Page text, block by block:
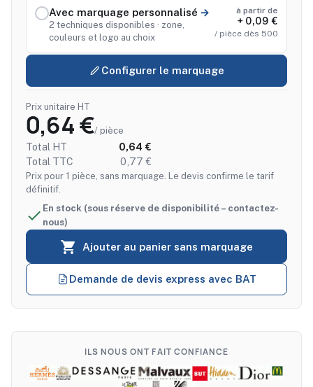
Avec marquage personnalisé
2 techniques disponibles · zone,
couleurs et logo au choix
à partir de
+ 0,09 €
/ pièce dès 500
Configurer le marquage
 Ajouter au panier sans marquage
 En stock (sous réserve de disponibilité – contactez-
nous)
Prix unitaire HT
0,64 €/ pièce
Total HT
0,64 €
Total TTC
0,77 €
Prix pour 1 pièce, sans marquage. Le devis confirme le tarif
définitif.
Demande de devis express avec BAT
ILS NOUS ONT FAIT CONFIANCE